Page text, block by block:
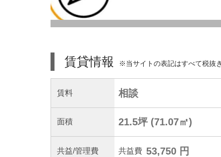
賃貸情報 ※当サイトの表記はすべて税抜
賃料 相談
面積 21.5坪 (71.07㎡)
共益/管理費 共益費 53,750 円